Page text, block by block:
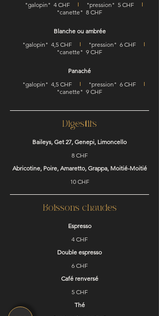
"galopin" 4 CHF "pression" 5 CHF
"canette" 8 CHF
Blanche ou ambrée
"galopin" 4,5 CHF "pression" 6 CHF
"canette" 9 CHF
Panaché
"galopin" 4,5 CHF "pression" 6 CHF
"canette" 9 CHF
Digestifs
Baileys, Get 27, Genepi, Limoncello
8 CHF
Abricotine, Poire, Amaretto, Grappa, Moitié-Moitié
10 CHF
Boissons chaudes
Espresso
4 CHF
Double espresso
6 CHF
Café renversé
5 CHF
Thé